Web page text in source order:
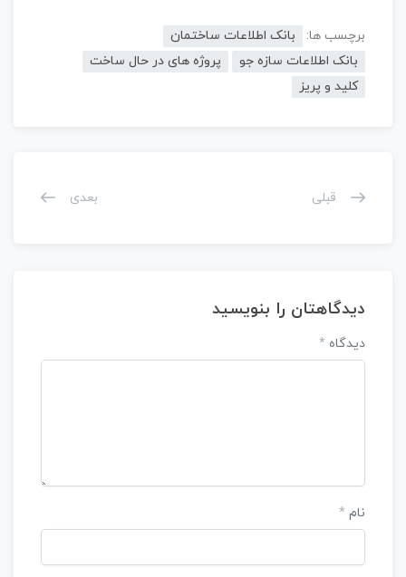
برچسب ها:
بانک اطلاعات ساختمان
بانک اطلاعات سازه جو
پروژه های در حال ساخت
کلید و پریز
قبلی بعدی
دیدگاهتان را بنویسید
دیدگاه *
نام *